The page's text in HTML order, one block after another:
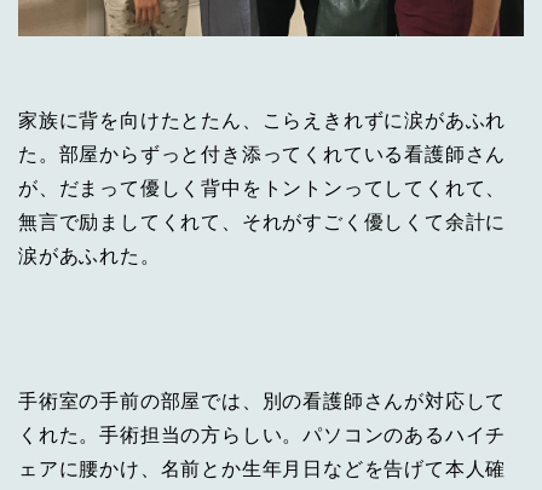
家族に背を向けたとたん、こらえきれずに涙があふれ
た。部屋からずっと付き添ってくれている看護師さん
が、だまって優しく背中をトントンってしてくれて、
無言で励ましてくれて、それがすごく優しくて余計に
涙があふれた。
手術室の手前の部屋では、別の看護師さんが対応して
くれた。手術担当の方らしい。パソコンのあるハイチ
ェアに腰かけ、名前とか生年月日などを告げて本人確